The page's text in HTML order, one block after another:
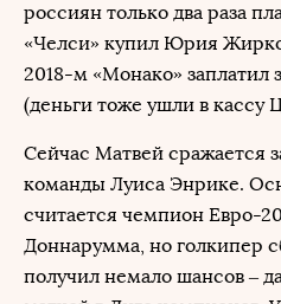
россиян только два раза
«Челси» купил Юрия
2018-м «Монако» заплатил
(деньги тоже ушли в кассу
Сейчас Матвей сражается
команды Луиса Энрике.
считается чемпион Евро-
Доннарумма, но голкипер
получил немало шансов –